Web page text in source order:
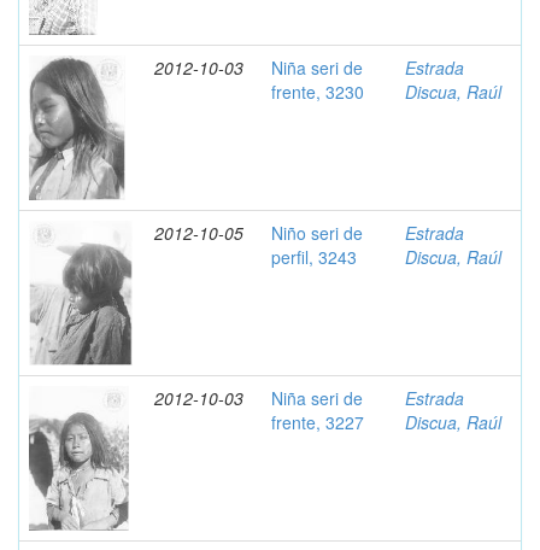
2012-10-03
Niña seri de
frente, 3230
Estrada
Discua, Raúl
2012-10-05
Niño seri de
perfil, 3243
Estrada
Discua, Raúl
2012-10-03
Niña seri de
frente, 3227
Estrada
Discua, Raúl